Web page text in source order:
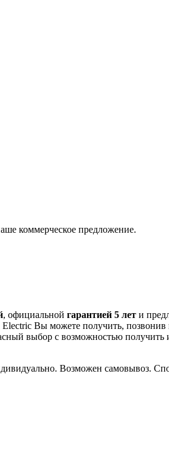
коммерческое предложение.
, официальной гарантией 5 лет и
Вы можете получить, позвонив
выбор с возможностью получить
Возможен самовывоз.